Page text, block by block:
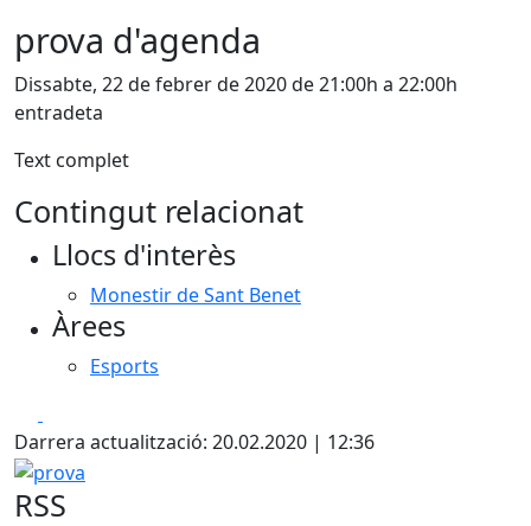
prova d'agenda
Dissabte, 22 de febrer de 2020 de 21:00h a 22:00h
entradeta
Text complet
Contingut relacionat
Llocs d'interès
Monestir de Sant Benet
Àrees
Esports
Darrera actualització: 20.02.2020 | 12:36
prova
RSS